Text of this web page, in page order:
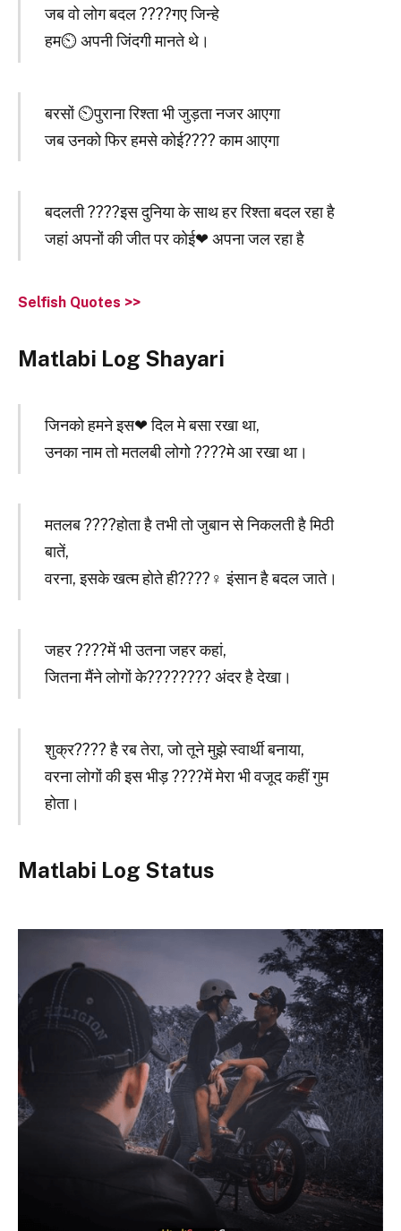
जब वो लोग बदल ????गए जिन्हे
हम⏲ अपनी जिंदगी मानते थे।
बरसों ⏲पुराना रिश्ता भी जुड़ता नजर आएगा
जब उनको फिर हमसे कोई???? काम आएगा
बदलती ????इस दुनिया के साथ हर रिश्ता बदल रहा है
जहां अपनों की जीत पर कोई❤ अपना जल रहा है
Selfish Quotes >>
Matlabi Log Shayari
जिनको हमने इस❤ दिल मे बसा रखा था,
उनका नाम तो मतलबी लोगो ????मे आ रखा था।
मतलब ????होता है तभी तो जुबान से निकलती है मिठी
बातें,
वरना, इसके खत्म होते ही????‍♀️ इंसान है बदल जाते।
जहर ????में भी उतना जहर कहां,
जितना मैंने लोगों के????‍???? अंदर है देखा।
शुक्र???? है रब तेरा, जो तूने मुझे स्वार्थी बनाया,
वरना लोगों की इस भीड़ ????में मेरा भी वजूद कहीं गुम
होता।
Matlabi Log Status